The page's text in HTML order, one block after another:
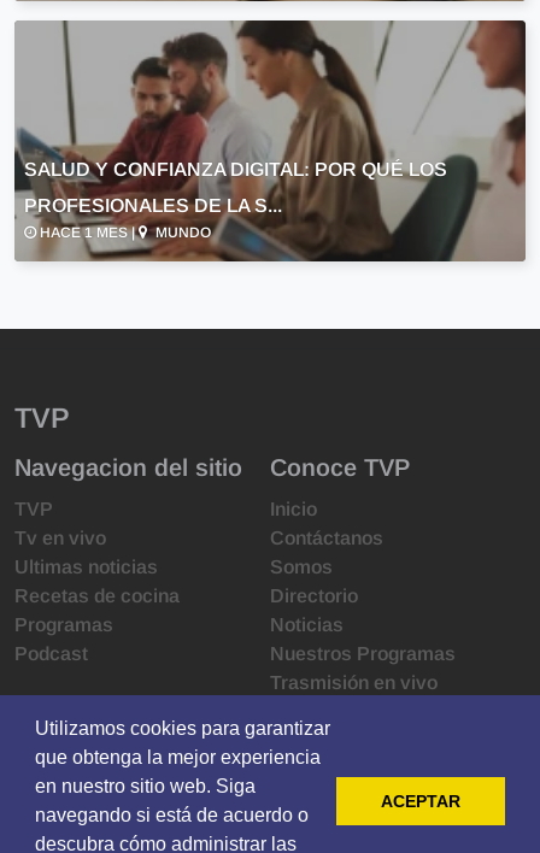
SALUD Y CONFIANZA DIGITAL: POR QUÉ LOS
PROFESIONALES DE LA S...
HACE 1 MES | MUNDO
TVP
Navegacion del sitio
TVP
Tv en vivo
Ultimas noticias
Recetas de cocina
Programas
Podcast
Conoce TVP
Inicio
Contáctanos
Somos
Directorio
Noticias
Nuestros Programas
Trasmisión en vivo
Derechos de las audiencias
Código de ética
Redes sociales
Utilizamos cookies para garantizar
que obtenga la mejor experiencia
en nuestro sitio web. Siga
navegando si está de acuerdo o
descubra cómo administrar las
ACEPTAR
Utilizamos cookies para garantizar
que obtenga la mejor experiencia
en nuestro sitio web. Siga
navegando si está de acuerdo o
descubra cómo administrar las
ACEPTAR